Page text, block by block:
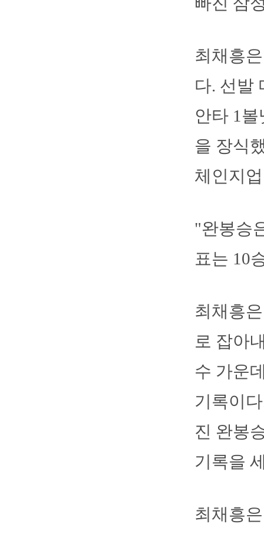
최채흥
다. 선발
안타 1
을 장식
체인지
"완봉승
표는 10
최채흥
로 잡아
수 가운
기록이
진 완봉
기록을
최채흥